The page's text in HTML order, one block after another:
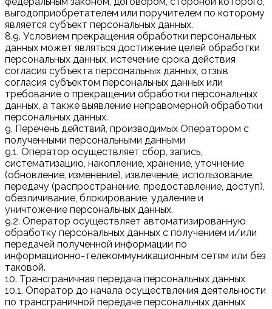
выгодоприобретателем или поручителем по которому
является субъект персональных данных.
8.9. Условием прекращения обработки персональных
данных может являться достижение целей обработки
персональных данных, истечение срока действия
согласия субъекта персональных данных, отзыв
согласия субъектом персональных данных или
требование о прекращении обработки персональных
данных, а также выявление неправомерной обработки
персональных данных.
9. Перечень действий, производимых Оператором с
полученными персональными данными
9.1. Оператор осуществляет сбор, запись,
систематизацию, накопление, хранение, уточнение
(обновление, изменение), извлечение, использование,
передачу (распространение, предоставление, доступ),
обезличивание, блокирование, удаление и
уничтожение персональных данных.
9.2. Оператор осуществляет автоматизированную
обработку персональных данных с получением и/или
передачей полученной информации по
информационно-телекоммуникационным сетям или без
таковой.
10. Трансграничная передача персональных данных
10.1. Оператор до начала осуществления деятельности
по трансграничной передаче персональных данных